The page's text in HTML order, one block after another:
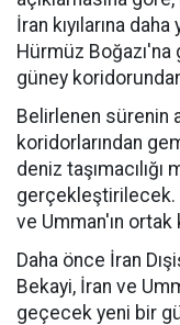
İran kıyılarına
Hürmüz Boğazı'na
güney
Belirlenen sürenin
koridorlarından
deniz
gerçekleştirilecek.
ve Umman'ın
Daha önce İran
Bekayi, İran ve
geçecek yeni bir